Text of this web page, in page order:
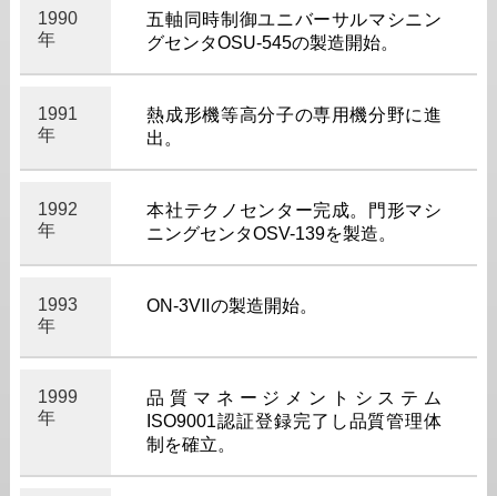
1990
年
五軸同時制御ユニバーサルマシニン
グセンタOSU-545の製造開始。
1991
年
熱成形機等高分子の専用機分野に進
出。
1992
年
本社テクノセンター完成。門形マシ
ニングセンタOSV-139を製造。
1993
年
ON-3VⅡの製造開始。
1999
年
品質マネージメントシステム
ISO9001認証登録完了し品質管理体
制を確立。